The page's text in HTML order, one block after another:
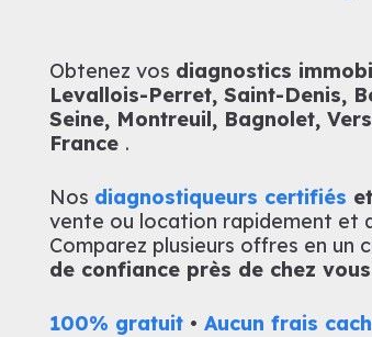
Obtenez vos diagnostics
Levallois-Perret, Saint-Denis,
Seine, Montreuil, Bagnolet,
France .
Nos diagnostiqueurs certifiés
vente ou location rapidement et
Comparez plusieurs offres en un
de confiance près de chez
100% gratuit • Aucun frais